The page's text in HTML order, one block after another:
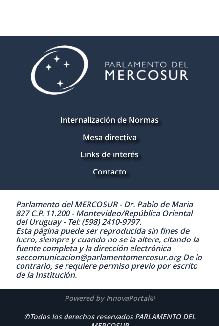
Internalización de Normas
Mesa directiva
Links de interés
Contacto
Parlamento del MERCOSUR - Dr. Pablo de Maria
827 C.P. 11.200 - Montevideo/República Oriental
del Uruguay - Tel: (598) 2410-9797.
Esta página puede ser reproducida sin fines de
lucro, siempre y cuando no se la altere, citando la
fuente completa y la dirección electrónica
seccomunicacion@parlamentomercosur.org De lo
contrario, se requiere permiso previo por escrito
de la Institución.
Powered by InnovaPortal©
©Todos los derechos reservados PARLAMENTO DEL